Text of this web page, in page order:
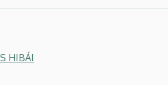
HIBÁI